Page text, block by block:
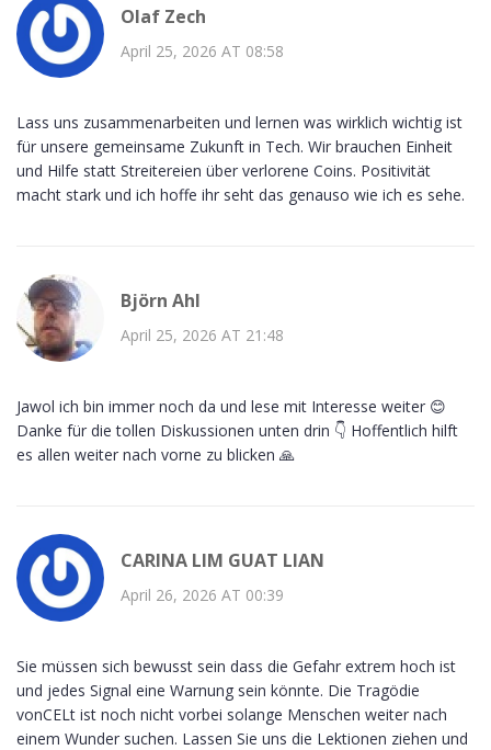
Olaf Zech
April 25, 2026 AT 08:58
Lass uns zusammenarbeiten und lernen was wirklich wichtig ist
für unsere gemeinsame Zukunft in Tech. Wir brauchen Einheit
und Hilfe statt Streitereien über verlorene Coins. Positivität
macht stark und ich hoffe ihr seht das genauso wie ich es sehe.
Björn Ahl
April 25, 2026 AT 21:48
Jawol ich bin immer noch da und lese mit Interesse weiter 😊
Danke für die tollen Diskussionen unten drin 👇 Hoffentlich hilft
es allen weiter nach vorne zu blicken 🙏
CARINA LIM GUAT LIAN
April 26, 2026 AT 00:39
Sie müssen sich bewusst sein dass die Gefahr extrem hoch ist
und jedes Signal eine Warnung sein könnte. Die Tragödie
vonCELt ist noch nicht vorbei solange Menschen weiter nach
einem Wunder suchen. Lassen Sie uns die Lektionen ziehen und